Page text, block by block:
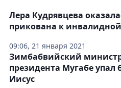
09:06, 21 января 2021
Лера Кудрявцева
прикована к
Зимбабвийский
президента Мугабе упал
Иисус